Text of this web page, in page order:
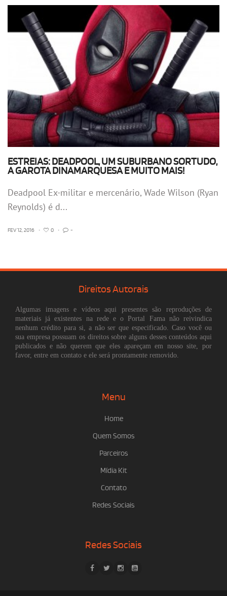
ESTREIAS: DEADPOOL, UM SUBURBANO SORTUDO,
A GAROTA DINAMARQUESA E MUITO MAIS!
Deadpool Ex-militar e mercenário, Wade Wilson (Ryan
Reynolds) é d...
FEV 12, 2016 • 0 • -
Direitos Autorais
Algumas imagens e vídeos aqui presentes são reproduções de
materiais já existentes na rede e o Portal Fama não reivindica
nenhum crédito para si, a não ser que especificado. Caso você ou
sua empresa possuam os direitos sobre alguns desses conteúdos aqui
publicados e não querem que eles apareçam em nosso site, por
favor, entre em contato e ele será prontamente removido.
Menu
Home
Quem Somos
Parceiros
Mídia Kit
Contato
Redes Sociais
Redes Sociais